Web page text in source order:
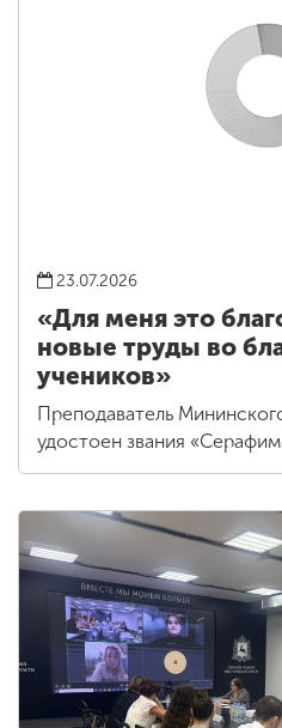
23.07.2026
«Для меня это
новые труды во
учеников»
Преподаватель
удостоен звания